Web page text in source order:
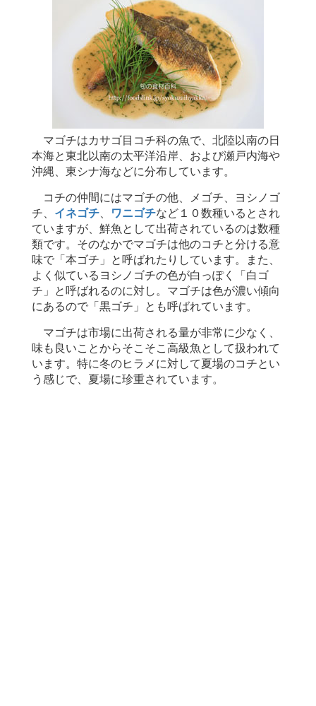
マゴチはカサゴ目コチ科の魚で、北陸以南の日
本海と東北以南の太平洋沿岸、および瀬戸内海や
沖縄、東シナ海などに分布しています。
コチの仲間にはマゴチの他、メゴチ、ヨシノゴ
チ、 イネゴチ ワニゴチなど１０数種いるとされ
ていますが、鮮魚として出荷されているのは数種
類です。そのなかでマゴチは他のコチと分ける意
味で「本ゴチ」と呼ばれたりしています。また、
よく似ているヨシノゴチの色が白っぽく「白ゴ
チ」と呼ばれるのに対し。マゴチは色が濃い傾向
にあるので「黒ゴチ」とも呼ばれています。
マゴチは市場に出荷される量が非常に少なく、
味も良いことからそこそこ高級魚として扱われて
います。特に冬のヒラメに対して夏場のコチとい
う感じで、夏場に珍重されています。